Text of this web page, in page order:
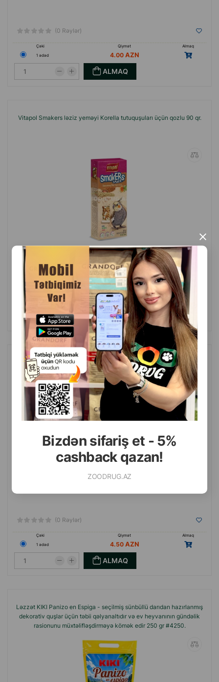
Bizdən sifariş et - 5%
cashback qazan!
ZOODRUG.AZ
×
(0 Rəylər)
Çəki Qiymət
Almaq
1 ədəd
4.00
ALMAQ
Vitapol Smakers ləziz yeməyi Korella tutuquşuları üçün qozlu 90 qr.
(0 Rəylər)
Qiymət
Almaq
1 ədəd
4.00
ALMAQ
Kanareykalar üçün qəlyanaltı Vitapol Smakers Honey - ev
heyvanınızın gündəlik rasionuna dadlı və faydalı əlavə 65 q.
(0 Rəylər)
Çəki Qiymət
Almaq
1 ədəd
4.50
ALMAQ
Ləzzət KIKI Panizo en Espiga - seçilmiş sünbüllü darıdan hazırlanmış
dekorativ quşlar üçün təbii qəlyanaltıdır və ev heyvanının gündəlik
rasionunu müxtəlifləşdirməyə kömək edir 250 gr #4250.